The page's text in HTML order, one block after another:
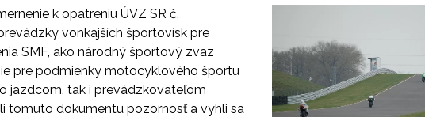
k opatreniu ÚVZ SR č.
vonkajších športovísk pre
SMF, ako národný športový zväz
pre podmienky motocyklového športu
jazdcom, tak i prevádzkovateľom
tomuto dokumentu pozornosť a vyhli sa